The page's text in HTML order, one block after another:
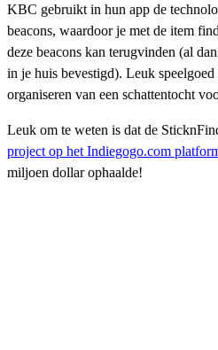
KBC gebruikt in hun app de
beacons, waardoor je met de item
deze beacons kan terugvinden (al
in je huis bevestigd). Leuk
organiseren van een schattentocht
Leuk om te weten is dat de
project op het Indiegogo.com
miljoen dollar ophaalde!